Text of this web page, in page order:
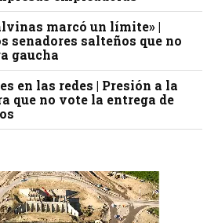
marcó un límite» |
senadores salteños que no
gaucha
en las redes | Presión a la
que no vote la entrega de